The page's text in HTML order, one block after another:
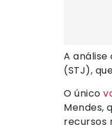
A
(STJ),
O único
Mendes,
recursos